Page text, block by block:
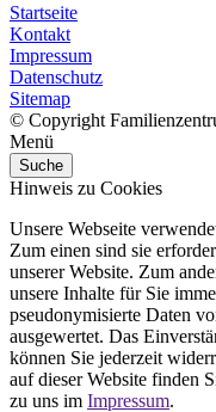
Startseite
Kontakt
Impressum
Datenschutz
Sitemap
© Copyright
Menü
Suche
Hinweis zu Cookies
Unsere Webseite
Zum einen sind sie
unserer Website. Zum
unsere Inhalte für Sie
pseudonymisierte Daten
ausgewertet. Das
können Sie jederzeit
auf dieser Website finden
zu uns im Impressum.